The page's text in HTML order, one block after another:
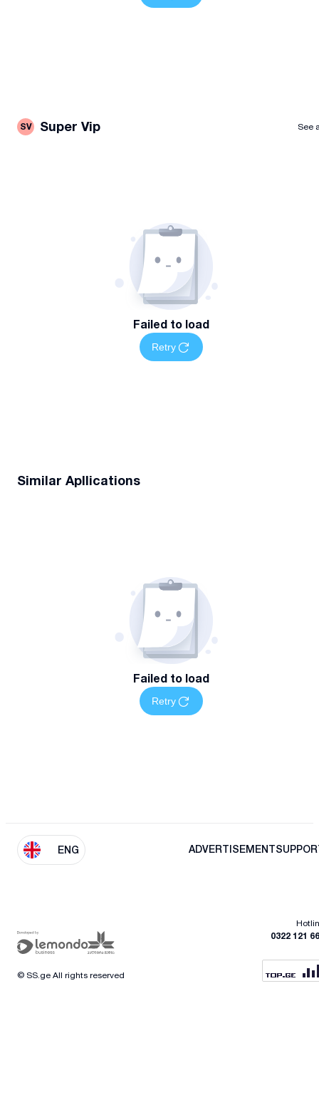
SV Super Vip See
Failed to load
Retry
Similar Apllications
Failed to load
Retry
ENG ADVERTISEMENT
0322 121
© SS.ge All rights reserved